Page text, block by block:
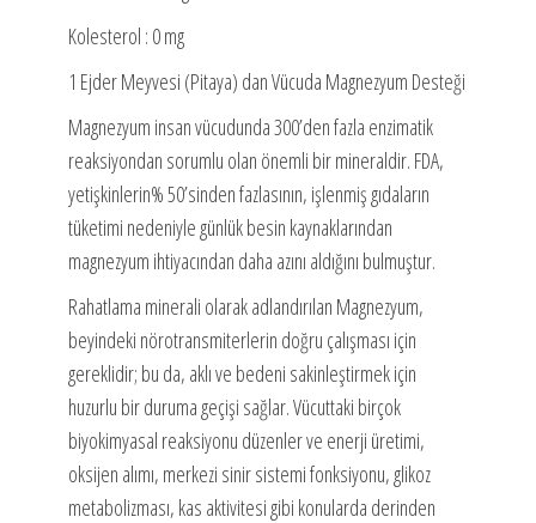
Kolesterol : 0 mg
1 Ejder Meyvesi (Pitaya) dan Vücuda Magnezyum Desteği
Magnezyum insan vücudunda 300’den fazla enzimatik
reaksiyondan sorumlu olan önemli bir mineraldir. FDA,
yetişkinlerin% 50’sinden fazlasının, işlenmiş gıdaların
tüketimi nedeniyle günlük besin kaynaklarından
magnezyum ihtiyacından daha azını aldığını bulmuştur.
Rahatlama minerali olarak adlandırılan Magnezyum,
beyindeki nörotransmiterlerin doğru çalışması için
gereklidir; bu da, aklı ve bedeni sakinleştirmek için
huzurlu bir duruma geçişi sağlar. Vücuttaki birçok
biyokimyasal reaksiyonu düzenler ve enerji üretimi,
oksijen alımı, merkezi sinir sistemi fonksiyonu, glikoz
metabolizması, kas aktivitesi gibi konularda derinden